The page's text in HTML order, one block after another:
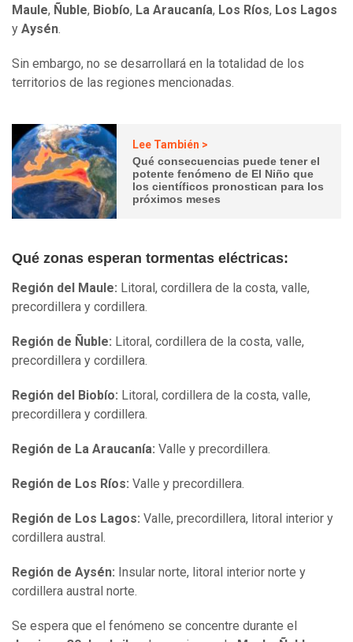
Maule, Ñuble, Biobío, La Araucanía, Los Ríos, Los Lagos
y Aysén.
Sin embargo, no se desarrollará en la totalidad de los
territorios de las regiones mencionadas.
Lee También >
Qué consecuencias puede tener el
potente fenómeno de El Niño que
los científicos pronostican para los
próximos meses
Qué zonas esperan tormentas eléctricas:
Región del Maule: Litoral, cordillera de la costa, valle,
precordillera y cordillera.
Región de Ñuble: Litoral, cordillera de la costa, valle,
precordillera y cordillera.
Región del Biobío: Litoral, cordillera de la costa, valle,
precordillera y cordillera.
Región de La Araucanía: Valle y precordillera.
Región de Los Ríos: Valle y precordillera.
Región de Los Lagos: Valle, precordillera, litoral interior y
cordillera austral.
Región de Aysén: Insular norte, litoral interior norte y
cordillera austral norte.
Se espera que el fenómeno se concentre durante el